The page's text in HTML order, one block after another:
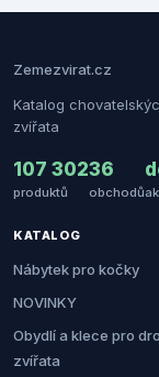
Zemezvirat.cz
Katalog
zvířata
107 302
produktů
36
obchodů
KATALOG
Nábytek pro kočky
NOVINKY
Obydlí a klece pro
zvířata